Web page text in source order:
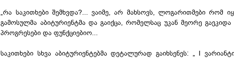
„რა საკითხები შემხვდა?... ვაიმე, არ მახსოვს,ლოგარითმები რომ
გამოსულმა აბიტურიენტმა და გაიქცა, რომელსაც უკან მეორე
პროგრესები დაფუნქციებიო
საკითხები სხვა აბიტურიენტებმა დეტალურად გაიხსენეს: „ I